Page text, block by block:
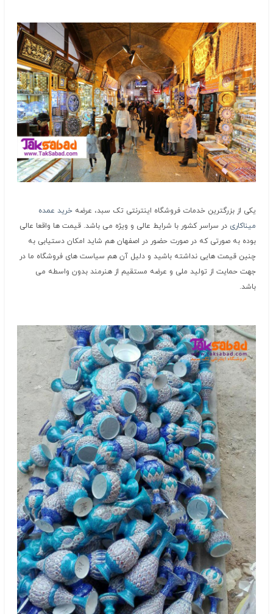
یکی از بزرگترین خدمات فروشگاه اینترنتی تک سبد، عرضه خرید عمده
میناکاری در سراسر کشور با شرایط عالی و ویژه می باشد. قیمت ها واقعا عالی
بوده به صورتی که در صورت حضور در اصفهان هم شاید امکان دستیابی به
چنین قیمت هایی نداشته باشید و دلیل آن هم سیاست های فروشگاه ما در
جهت حمایت از تولید ملی و عرضه مستقیم از هنرمند بدون واسطه می
باشد.